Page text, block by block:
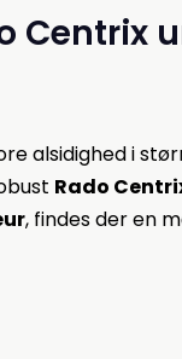
Centrix
alsidighed i
Rado
, findes der en